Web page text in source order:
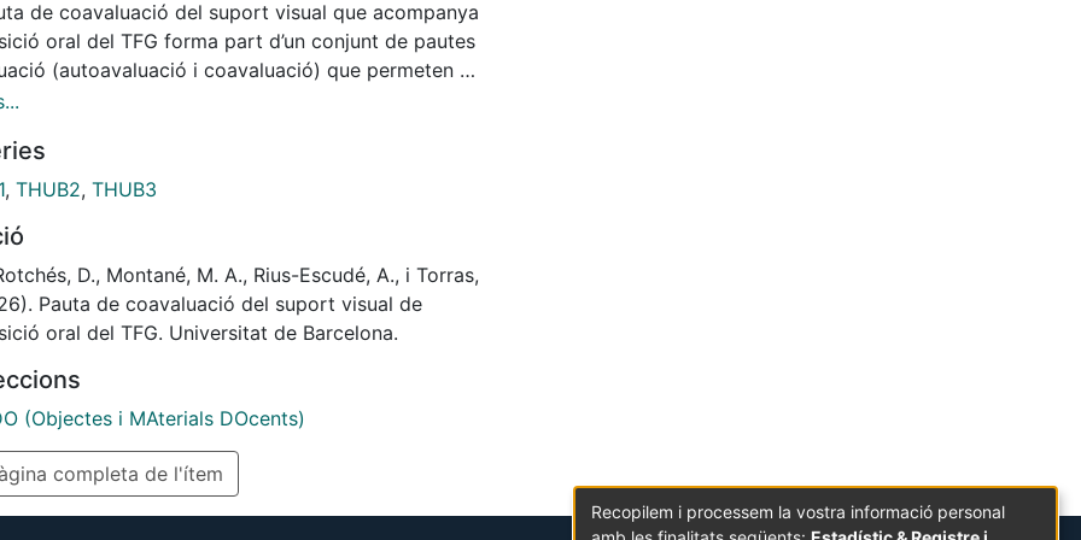
els criteris d’avaluació i facilita la retroacció entre
a partir d’una llista de verificació que té en compte
del vídeo Com fem un discurs oral
Com dissenyem el suport visual?
de coavaluació del suport visual que acompanya
oral del TFG forma part d’un conjunt de pautes
(autoavaluació i coavaluació) que permeten a
analitzar l’elaboració d’un discurs oral. Els
llista de verificació, estan extrets del vídeo Com
discurs oral eficaç? Com dissenyem el suport
visual de l’exposició oral d'un company o d’una
en relació amb l’estructura, la redacció i el
, THUB2, THUB3
D., Montané, M. A., Rius-Escudé, A., i Torras,
Pauta de coavaluació del suport visual de
oral del TFG. Universitat de Barcelona.
(Objectes i MAterials DOcents)
completa de l'ítem
Recopilem i processem la vostra informació personal